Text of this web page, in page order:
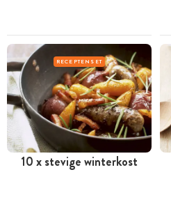
RECEPTENSET
10 x stevige winterkost